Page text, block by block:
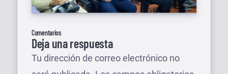
Comentarios
Deja una respuesta
Tu dirección de correo electrónico no